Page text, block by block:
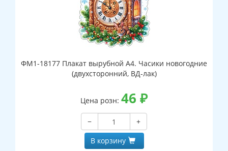
ФМ1-18177 Плакат вырубной А4. Часики новогодние
(двухсторонний, ВД-лак)
Цена розн: 46 ₽
−
+
В корзину